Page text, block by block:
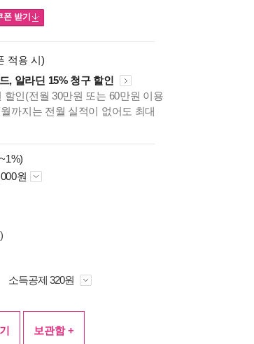
폰 받기
적용 시)
, 알라딘 15% 청구 할인
할인(전월 30만원 또는 60만원 이용
까지는 전월 실적이 없어도 최대
원
소득공제 320원
보관함 +